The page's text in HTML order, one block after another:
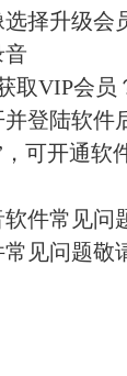
择升级会
音
VIP会员
陆软件
，可开通软
件常见问
见问题敬